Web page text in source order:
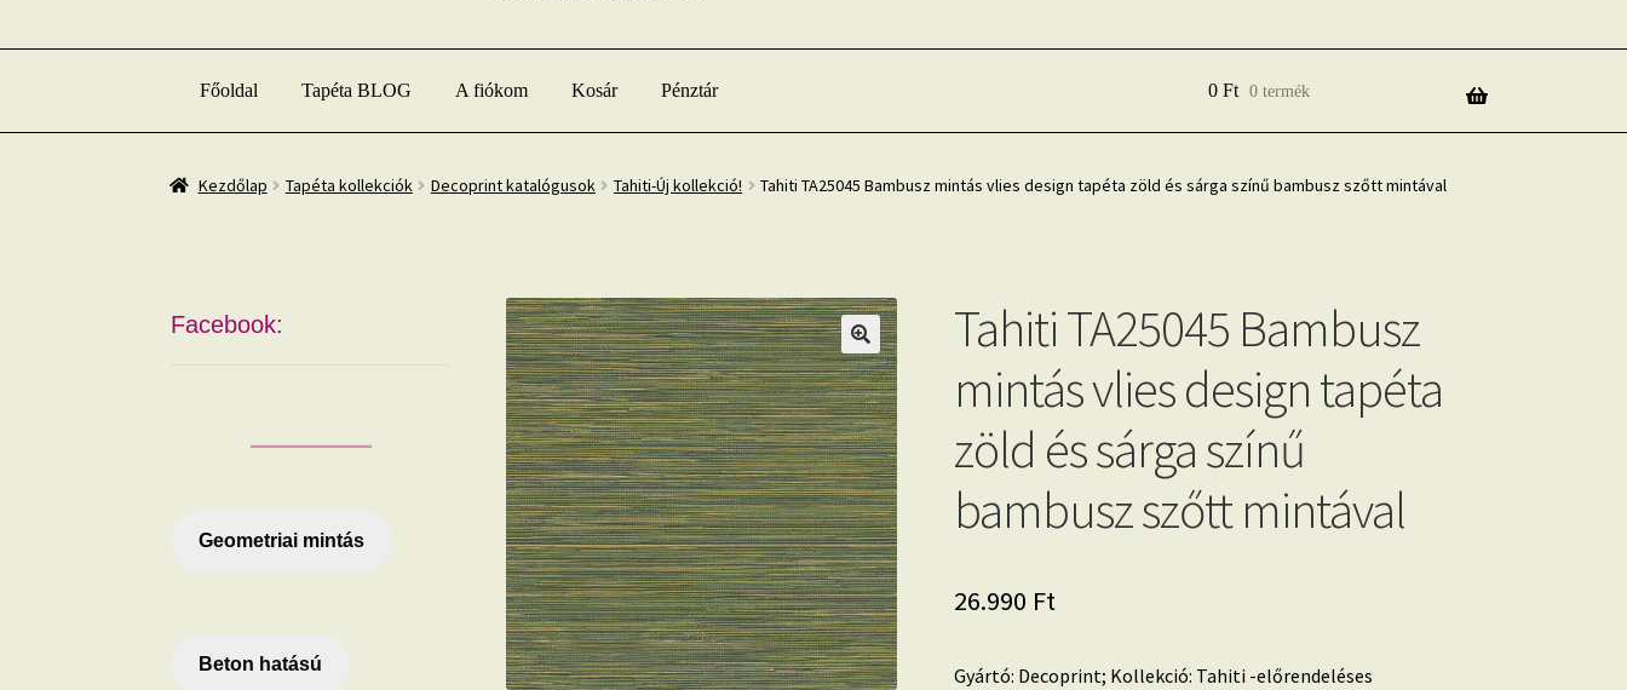
Főoldal Tapéta BLOG A fiókom Kosár Pénztár 0 Ft 0 termék
Kezdőlap Tapéta kollekciók Decoprint katalógusok Tahiti-Új kollekció! Tahiti TA25045 Bambusz mintás vlies design tapéta zöld és sárga színű bambusz szőtt mintával
Tahiti TA25045 Bambusz
mintás vlies design tapéta
zöld és sárga színű
bambusz szőtt mintával
26.990 Ft
Gyártó: Decoprint; Kollekció: Tahiti -előrendeléses
Facebook:
Geometriai mintás
Beton hatású